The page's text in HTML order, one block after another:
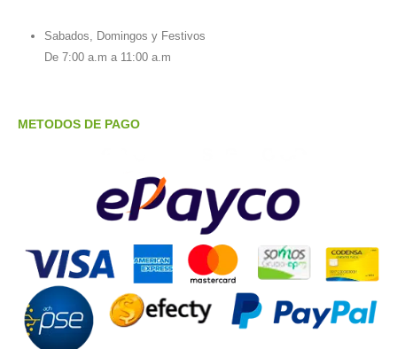
Sabados, Domingos y Festivos
De 7:00 a.m a 11:00 a.m
METODOS DE PAGO